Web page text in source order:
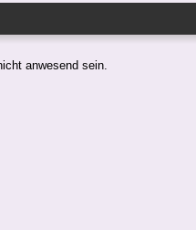
anwesend sein.